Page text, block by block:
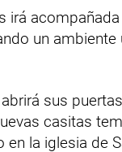
irá
un
sus
casitas
la iglesia de